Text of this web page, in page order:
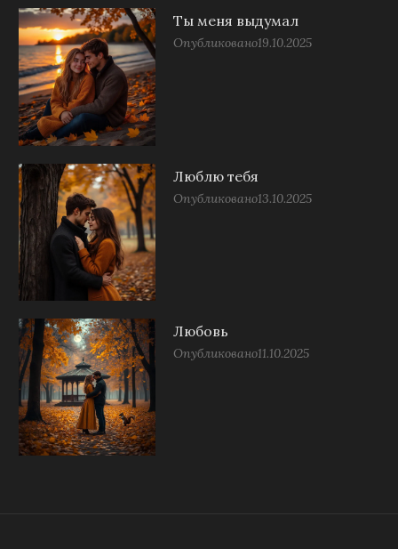
Ты меня выдумал
Опубликовано19.10.2025
Люблю тебя
Опубликовано13.10.2025
Любовь
Опубликовано11.10.2025